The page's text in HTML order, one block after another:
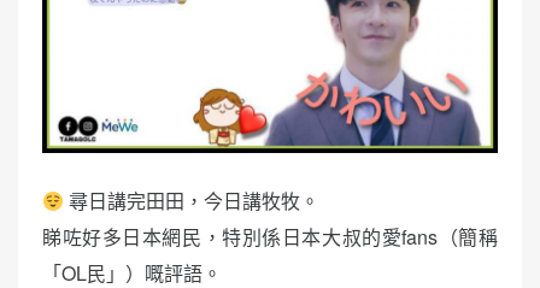
尋日講完田田，今日講牧牧。
睇咗好多日本網民，特別係日本大叔的愛fans（簡稱
「OL民」）嘅評語。